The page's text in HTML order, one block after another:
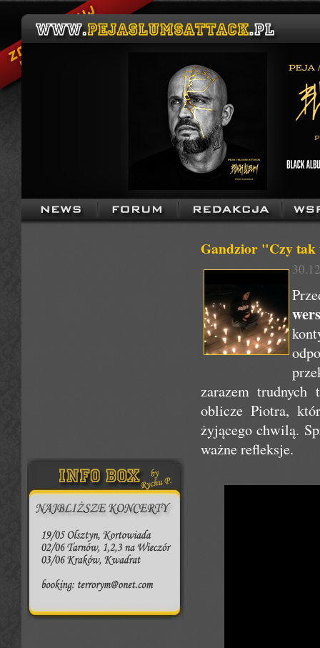
Gandzior "Czy tak
zarazem
oblicze Piotra,
żyjącego chwilą.
ważne refleksje.